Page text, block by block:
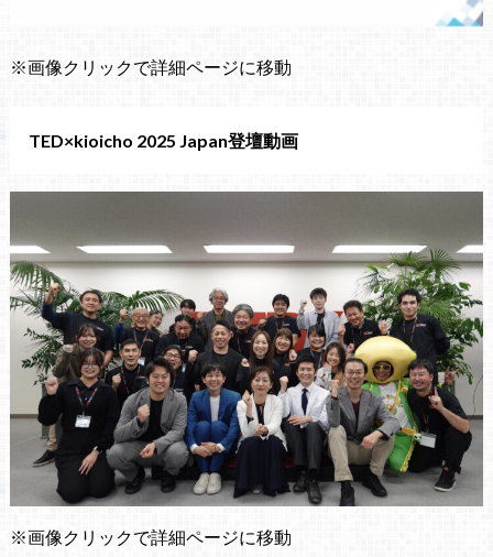
※画像クリックで詳細ページに移動
TED×kioicho 2025 Japan登壇動画
※画像クリックで詳細ページに移動